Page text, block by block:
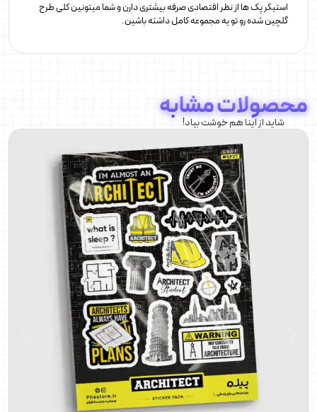
استیکر پک ها از نظر اقتصادی صرفه بیشتری دارن و شما میتونین کلی طرح
گلچین شده رو تو یه مجموعه کامل داشته باشین.
محصولات مشابه
شاید از اینا هم خوشت بیاد!